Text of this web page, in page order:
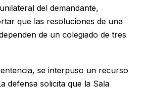
del demandante,
que las resoluciones de una
de un colegiado de tres
se interpuso un recurso
defensa solicita que la Sala